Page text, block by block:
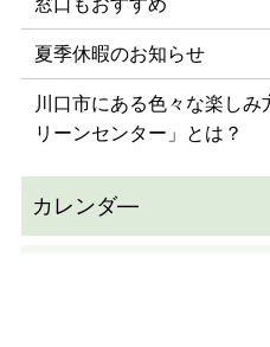
夏季休暇のお知らせ
川口市にある色々な楽し
リーンセンター」とは？